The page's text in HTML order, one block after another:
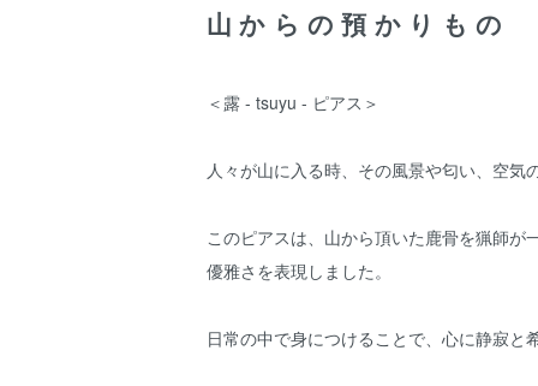
山からの預かりもの
＜露 - tsuyu - ピアス＞
人々が山に入る時、その風景や匂い、空
このピアスは、山から頂いた鹿骨を猟師
優雅さを表現しました。
日常の中で身につけることで、心に静寂